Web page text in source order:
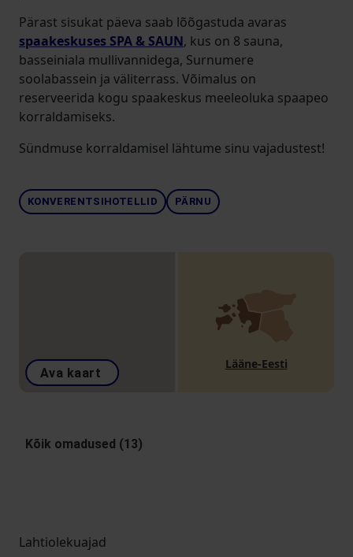
Pärast sisukat päeva saab lõõgastuda avaras
spaakeskuses SPA & SAUN, kus on 8 sauna,
basseiniala mullivannidega, Surnumere
soolabassein ja väliterrass. Võimalus on
reserveerida kogu spaakeskus meeleoluka spaapeo
korraldamiseks.
Sündmuse korraldamisel lähtume sinu vajadustest!
KONVERENTSIHOTELLID PÄRNU
Ava kaart
Lääne-Eesti
Kõik omadused (13)
Lahtiolekuajad